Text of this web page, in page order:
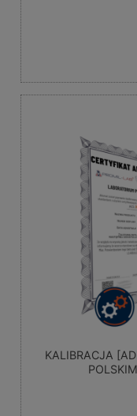
KALIBRACJA